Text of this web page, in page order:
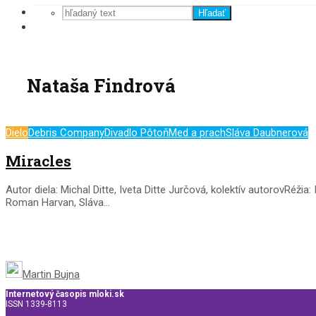
Hľadať
Nataša Findrová
DieloDebris CompanyDivadlo PôtoňMed a prachSláva Daubnerová
Miracles
Autor diela: Michal Ditte, Iveta Ditte Jurčová, kolektív
Roman Harvan, Sláva...
Martin Bujna
Internetový časopis mloki.sk
ISSN 1339-8113